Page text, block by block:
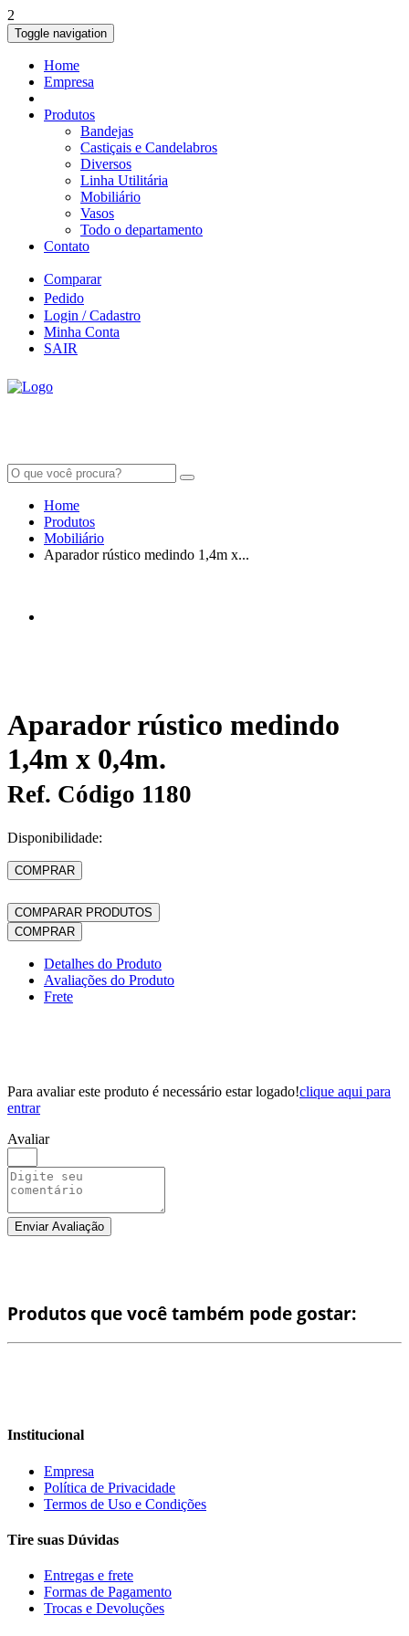
2
Toggle navigation
Home
Empresa
Produtos
Bandejas
Castiçais e Candelabros
Diversos
Linha Utilitária
Mobiliário
Vasos
Todo o departamento
Contato
Comparar
Pedido
Login / Cadastro
Minha Conta
SAIR
Home
Produtos
Mobiliário
Aparador rústico medindo 1,4m x...
Aparador rústico medindo
1,4m x 0,4m.
Ref. Código 1180
Disponibilidade:
COMPRAR
COMPARAR PRODUTOS
COMPRAR
Detalhes do Produto
Avaliações do Produto
Frete
Para avaliar este produto é necessário estar logado!clique aqui para
entrar
Avaliar
Enviar Avaliação
Produtos que você também pode gostar:
Institucional
Empresa
Política de Privacidade
Termos de Uso e Condições
Tire suas Dúvidas
Entregas e frete
Formas de Pagamento
Trocas e Devoluções